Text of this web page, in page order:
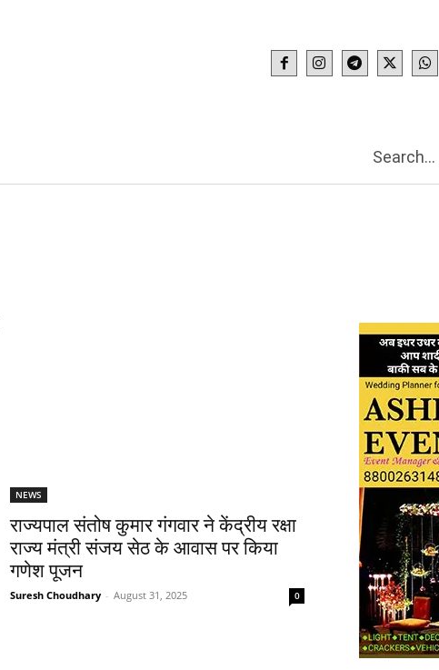
WEB STORIES More
Search...
NEWS
राज्यपाल संतोष कुमार गंगवार ने केंद्रीय रक्षा
राज्य मंत्री संजय सेठ के आवास पर किया
गणेश पूजन
Suresh Choudhary - August 31, 2025 0